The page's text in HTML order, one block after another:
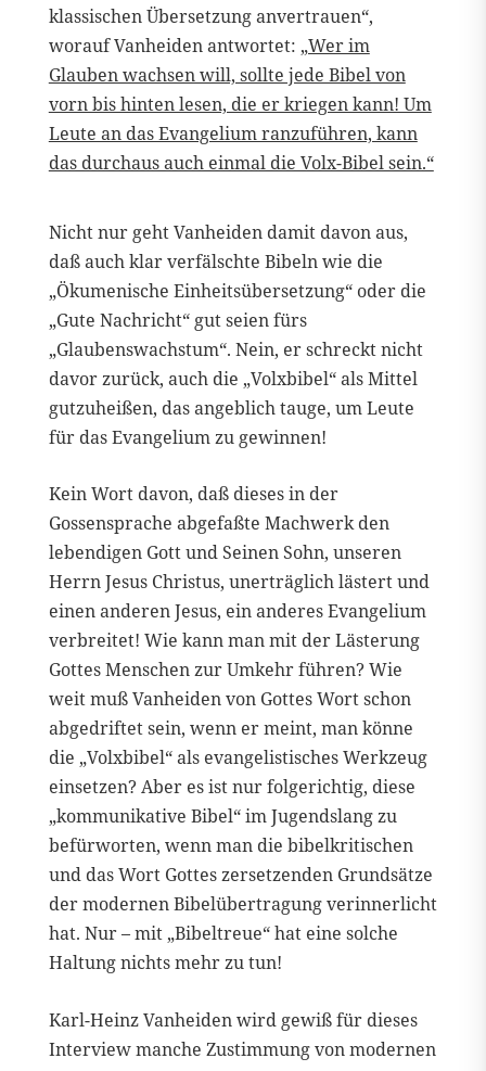
klassischen Übersetzung anvertrauen“,
worauf Vanheiden antwortet: „Wer im
Glauben wachsen will, sollte jede Bibel von
vorn bis hinten lesen, die er kriegen kann! Um
Leute an das Evangelium ranzuführen, kann
das durchaus auch einmal die Volx-Bibel sein.“
Nicht nur geht Vanheiden damit davon aus,
daß auch klar verfälschte Bibeln wie die
„Ökumenische Einheitsübersetzung“ oder die
„Gute Nachricht“ gut seien fürs
„Glaubenswachstum“. Nein, er schreckt nicht
davor zurück, auch die „Volxbibel“ als Mittel
gutzuheißen, das angeblich tauge, um Leute
für das Evangelium zu gewinnen!
Kein Wort davon, daß dieses in der
Gossensprache abgefaßte Machwerk den
lebendigen Gott und Seinen Sohn, unseren
Herrn Jesus Christus, unerträglich lästert und
einen anderen Jesus, ein anderes Evangelium
verbreitet! Wie kann man mit der Lästerung
Gottes Menschen zur Umkehr führen? Wie
weit muß Vanheiden von Gottes Wort schon
abgedriftet sein, wenn er meint, man könne
die „Volxbibel“ als evangelistisches Werkzeug
einsetzen? Aber es ist nur folgerichtig, diese
„kommunikative Bibel“ im Jugendslang zu
befürworten, wenn man die bibelkritischen
und das Wort Gottes zersetzenden Grundsätze
der modernen Bibelübertragung verinnerlicht
hat. Nur – mit „Bibeltreue“ hat eine solche
Haltung nichts mehr zu tun!
Karl-Heinz Vanheiden wird gewiß für dieses
Interview manche Zustimmung von modernen